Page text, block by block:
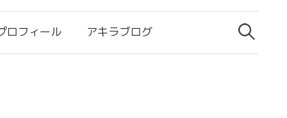
ロフィール アキラブログ
検
索: